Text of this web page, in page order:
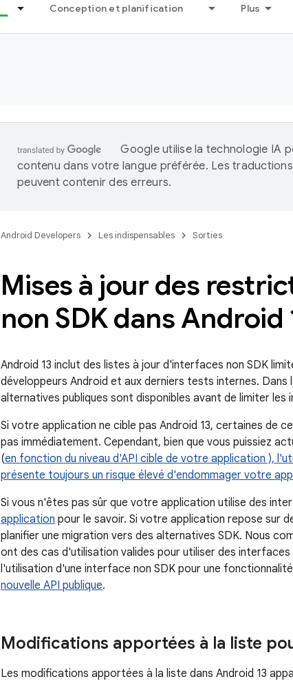
Conception et planification Plus
Google utilise la technologie IA
contenu dans votre langue préférée. Les
peuvent contenir des erreurs.
Android Developers Les indispensables Sorties
Mises à jour des
non SDK dans Android
Android 13 inclut des listes à jour d'interfaces non SDK
développeurs Android et aux derniers tests internes. Dans
alternatives publiques sont disponibles avant de limiter les
Si votre application ne cible pas Android 13, certaines de
pas immédiatement. Cependant, bien que vous puissiez
(en fonction du niveau d'API cible de votre application ),
présente toujours un risque élevé d'endommager votre
Si vous n'êtes pas sûr que votre application utilise des
application pour le savoir. Si votre application repose sur
planifier une migration vers des alternatives SDK. Nous
ont des cas d'utilisation valides pour utiliser des
l'utilisation d'une interface non SDK pour une
nouvelle API publique.
Modifications apportées à la liste
Les modifications apportées à la liste dans Android 13